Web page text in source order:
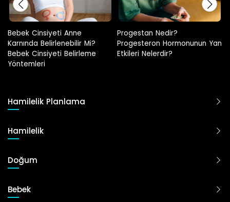
Progestan Nedir?
Progesteron Hormonunun Yan
Etkileri Nelerdir?
Hamilelikte Adet Görülür Mü?
Hamilelik Planlama
Hamilelik
Doğum
Bebek